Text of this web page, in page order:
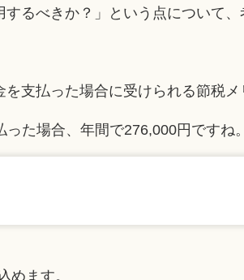
るべきか？」という点について、
支払った場合に受けられる節税メ
た場合、年間で276,000円ですね。
めます。